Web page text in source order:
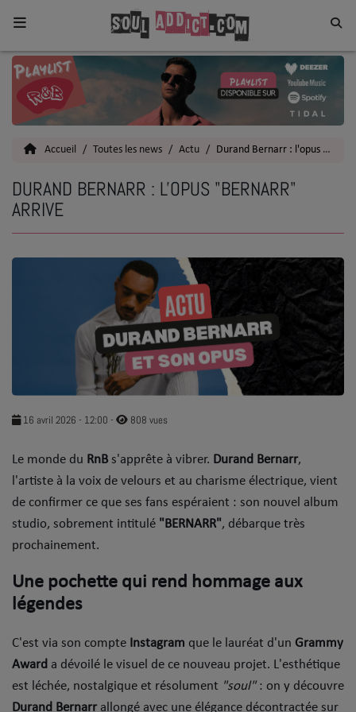
Home
Toutes les News
Actu
Interviews
SOUL ADDICT PLAY
Flash News
Dans la Street
C quoi ton Actu ?
Dans ton Téléphone
Mic 2 Rue
URBAN CULTURE
Sport
Accueil Toutes les news Actu Durand Bernarr : l'opus "Bernarr" arrive
DURAND BERNARR : L'OPUS "BERNARR"
ARRIVE
16 avril 2026 - 12:00 - 808 vues
​Le monde du RnB s'apprête à vibrer. Durand Bernarr,
l'artiste à la voix de velours et au charisme électrique, vient
de confirmer ce que ses fans espéraient : son nouvel album
studio, sobrement intitulé "BERNARR", débarque très
prochainement.
​Une pochette qui rend hommage aux
légendes
​C'est via son compte Instagram que le lauréat d'un Grammy
Award a dévoilé le visuel de ce nouveau projet. L'esthétique
est léchée, nostalgique et résolument "soul": on y découvre
Durand Bernarrallongé avec une élégance décontractée sur